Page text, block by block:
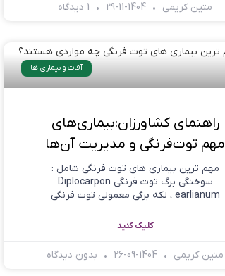
متین کریمی
آفات و بیماری ها
راهنمای کشاورزان:بیماری‌های
مهم توت‌فرنگی و مدیریت آن‌ها
مهم ترین بیماری های توت فرنگی شامل :
سوختگی برگ توت فرنگی Diplocarpon
earlianum ، لکه برگی معمولی توت فرنگی
کلیک کنید
متین کریمی بدون دیدگاه